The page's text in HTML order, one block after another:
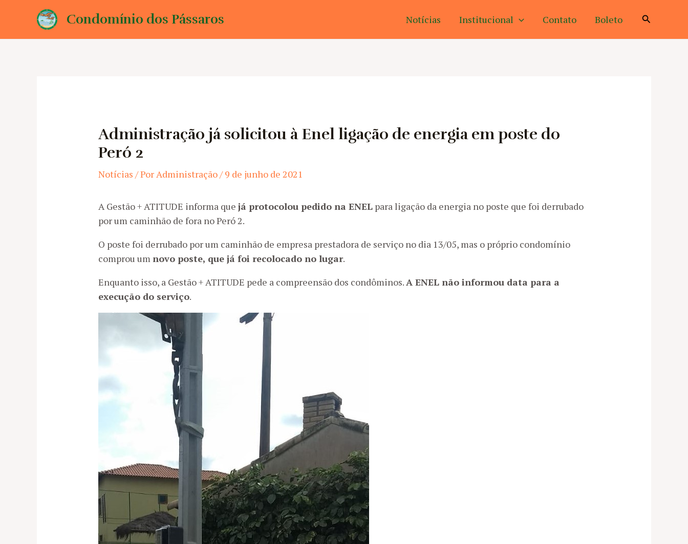
Condomínio dos Pássaros Notícias Institucional Contato Boleto Pesquisar
Administração já solicitou à Enel ligação de energia em poste do
Peró 2
Notícias / PorAdministração/9 de junho de 2021
A Gestão + ATITUDE informa quejá protocolou pedido na ENEL para ligação da energia no poste que foi derrubado
por um caminhão de fora no Peró 2.
O poste foi derrubado por um caminhão de empresa prestadora de serviço no dia 13/05, mas o próprio condomínio
comprou umnovo poste, que já foi recolocado no lugar.
Enquanto isso, a Gestão + ATITUDE pede a compreensão dos condôminos.A ENEL não informou data para a
execução do serviço.